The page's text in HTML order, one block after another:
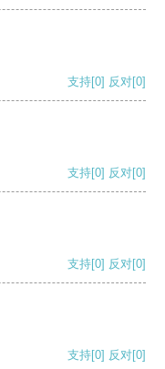
支持[0] 反对[0]
支持[0] 反对[0]
支持[0] 反对[0]
支持[0] 反对[0]